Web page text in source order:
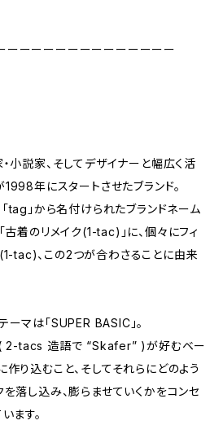
ーーーーーーーーーーーーーー
小説家、そしてデザイナーと幅広く活
年にスタートさせたブランド。
tag」から名付けられたブランドネーム
古着のリメイク(1-tac)」に、個々にフィ
tac)、この2つが合わさることに由来
マは「SUPER BASIC」。
( 2-tacs 造語で “Skafer” )が好むベー
り込むこと、そしてそれらにどのよう
落し込み、膨らませていくかをコンセ
ます。